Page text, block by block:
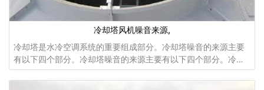
冷却塔风机噪音来源,
冷却塔是水冷空调系统的重要组成部分。冷却塔噪音的来源主要
有以下四个部分。冷却塔噪音的来源主要有以下四个部分。冷却
塔噪音的来源主要有以下四个部分。冷却塔进排气噪声、填料水
飞溅噪声、风机减速机及电机噪声、